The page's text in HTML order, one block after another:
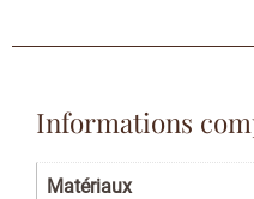
Informations
Matériaux